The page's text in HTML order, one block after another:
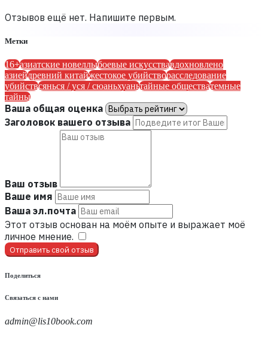
Отзывов ещё нет. Напишите первым.
Метки
16+азиатские новеллыбоевые искусствавдохновлено
азиейдревний китайжестокое убийстворасследование
убийствсянься / уся / сюаньхуаньтайные обществатемные
тайны
Ваша общая оценка
Заголовок вашего отзыва
Ваш отзыв
Ваше имя
Ваша эл.почта
Этот отзыв основан на моём опыте и выражает моё
личное мнение.
Отправить свой отзыв
Поделиться
Связаться с нами
admin@lis10book.com